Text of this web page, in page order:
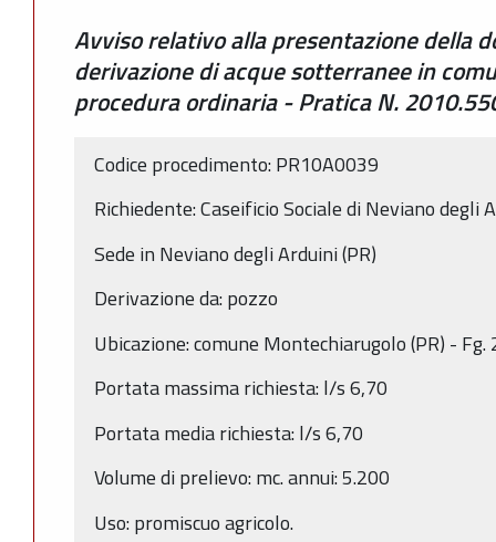
Avviso relativo alla presentazione della
derivazione di acque sotterranee in
procedura ordinaria - Pratica N.
Codice procedimento: PR10A0039
Richiedente: Caseificio Sociale di Neviano degli
Sede in Neviano degli Arduini (PR)
Derivazione da: pozzo
Ubicazione: comune Montechiarugolo (PR) -
Portata massima richiesta: l/s 6,70
Portata media richiesta: l/s 6,70
Volume di prelievo: mc. annui: 5.200
Uso: promiscuo agricolo.